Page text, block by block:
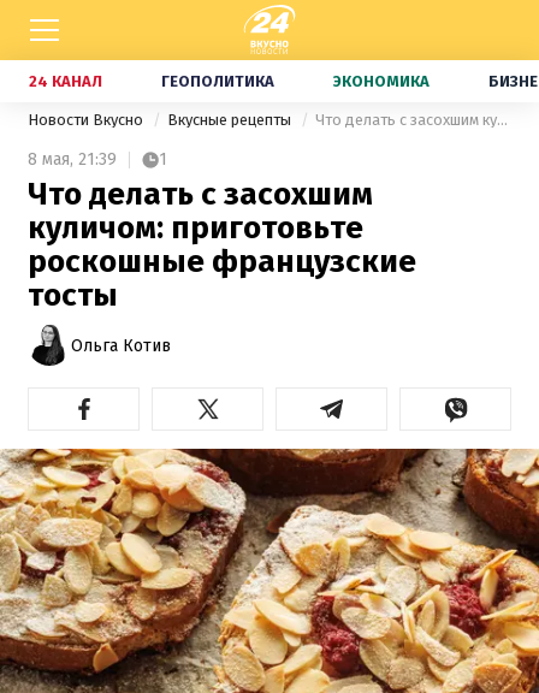
24 КАНАЛ ГЕОПОЛИТИКА ЭКОНОМИКА
Новости Вкусно Вкусные рецепты Что делать с засохшим куличом: приготовьте роскошные французские тосты
8 мая, 21:39 1
Что делать с засохшим
куличом: приготовьте
роскошные французские
тосты
Ольга Котив